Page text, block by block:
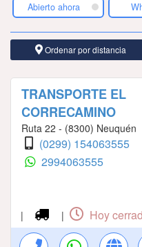
Abierto ahora
Ordenar por distancia
TRANSPORTE EL
CORRECAMINO
Ruta 22 - (8300) Neuquén
(0299) 154063555
2994063555
| | Hoy